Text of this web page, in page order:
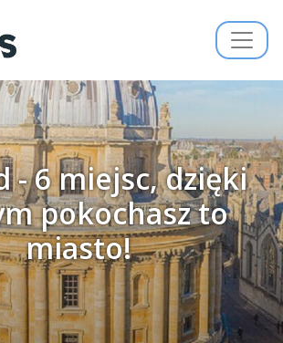
- 6 miejsc, dzięki
pokochasz to
miasto!